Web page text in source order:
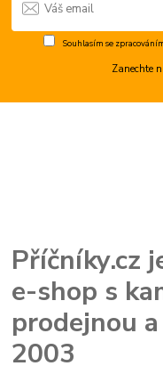
Souhlasím se
Zanechte
Příčníky.cz
e-shop s
prodejnou
2003